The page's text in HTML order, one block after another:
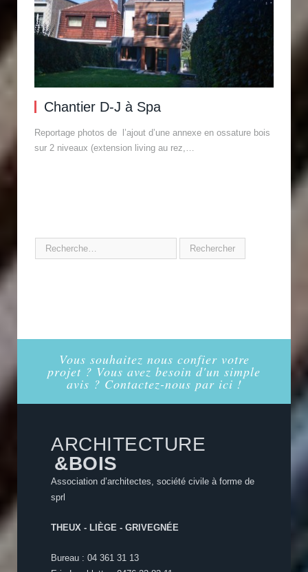
Chantier D-J à Spa
Reportage photos de l’ajout d’une annexe en ossature bois
sur 2 niveaux (extension living au rez,…
Vous souhaitez nous confier votre
projet ? Vous avez besoin d'un simple
avis ? Contactez-nous par ici !
ARCHITECTURE
&BOIS
Association d’architectes, société civile à forme de
sprl
THEUX - LIÈGE - GRIVEGNÉE
Bureau : 04 361 31 13